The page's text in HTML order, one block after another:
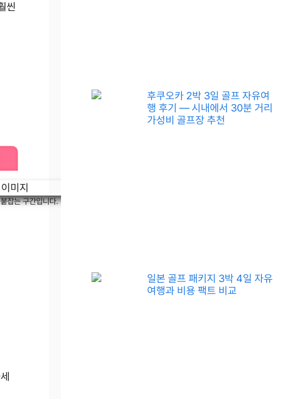
씬
잡는 구간입니다.
후쿠오카 2박 3일 골프 자유여
행 후기 — 시내에서 30분 거리
가성비 골프장 추천
일본 골프 패키지 3박 4일 자유
여행과 비용 팩트 비교